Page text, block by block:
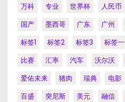
万科
专业 世界杯 人民币
国产
墨西哥 广东 广州
标签1
标签2 标签3 标签一
比赛
汇率 汽车 沃尔沃
爱佑未来
猪肉 瑞典 电影
百盛
突尼斯 美元 融信